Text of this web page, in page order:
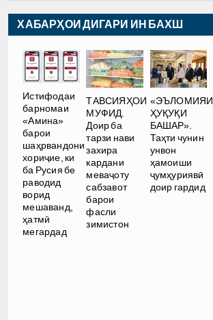
ХАБАРҲОИ ДИГАРИ ИН БАХШ
Истифодаи
барномаи
«Амина»
барои
шаҳрвандони
хориҷие, ки
ба Русия бе
раводид
ворид
мешаванд,
ҳатмӣ
мегардад
ТАВСИЯҲОИ
МУФИД.
Доир ба
тарзи нави
захира
кардани
меваҷоту
сабзавот
барои
фасли
зимистон
«ЭЪЛОМИЯИ
ҲУҚУҚИ
БАШАР».
Таҳти чунин
унвон
ҳамоиши
ҷумҳуриявӣ
доир гардид